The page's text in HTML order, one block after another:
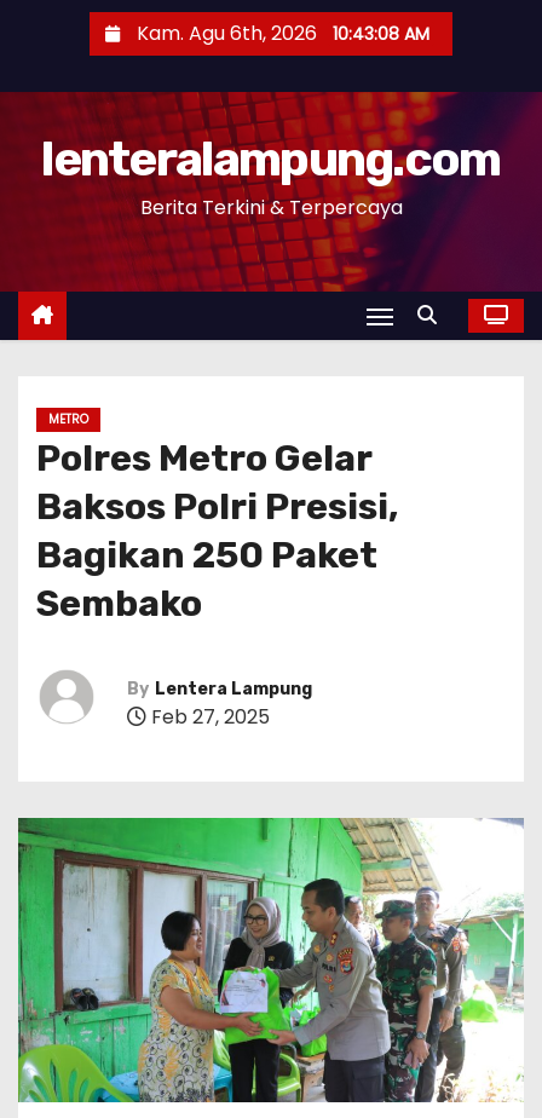
n
Kam. Agu 6th, 2026 10:43:09 AM
lenteralampung.com
Berita Terkini & Terpercaya
METRO
Polres Metro Gelar
Baksos Polri Presisi,
Bagikan 250 Paket
Sembako
By Lentera Lampung
Feb 27, 2025